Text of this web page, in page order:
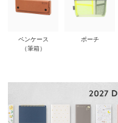
ペンケース
（筆箱）
ポーチ